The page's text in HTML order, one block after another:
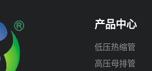
产品中心
低压热缩管
高压母排管